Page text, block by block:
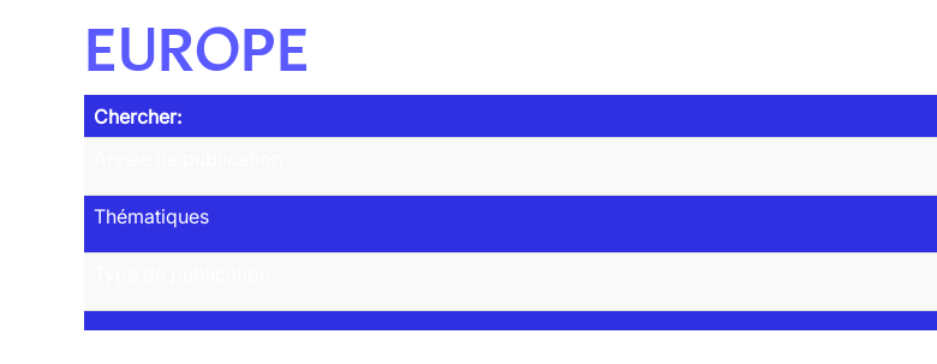
EUROPE
Chercher:
Thématiques